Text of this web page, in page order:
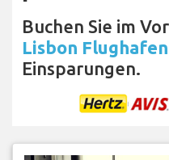
Buchen Sie im
Lisbon Flughafen
Einsparungen.